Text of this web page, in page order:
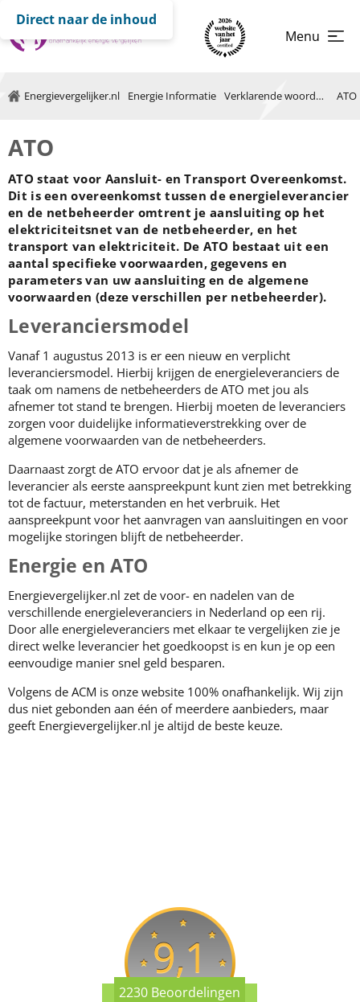
Direct naar de inhoud
Menu
Energievergelijker.nl Energie Informatie Verklarende woordenlijst ATO
ATO
ATO staat voor Aansluit- en Transport Overeenkomst.
Dit is een overeenkomst tussen de energieleverancier
en de netbeheerder omtrent je aansluiting op het
elektriciteitsnet van de netbeheerder, en het
transport van elektriciteit. De ATO bestaat uit een
aantal specifieke voorwaarden, gegevens en
parameters van uw aansluiting en de algemene
voorwaarden (deze verschillen per netbeheerder).
Leveranciersmodel
Vanaf 1 augustus 2013 is er een nieuw en verplicht
leveranciersmodel. Hierbij krijgen de energieleveranciers de
taak om namens de netbeheerders de ATO met jou als
afnemer tot stand te brengen. Hierbij moeten de leveranciers
zorgen voor duidelijke informatieverstrekking over de
algemene voorwaarden van de netbeheerders.
Daarnaast zorgt de ATO ervoor dat je als afnemer de
leverancier als eerste aanspreekpunt kunt zien met betrekking
tot de factuur, meterstanden en het verbruik. Het
aanspreekpunt voor het aanvragen van aansluitingen en voor
mogelijke storingen blijft de netbeheerder.
Energie en ATO
Energievergelijker.nl zet de voor- en nadelen van de
verschillende energieleveranciers in Nederland op een rij.
Door alle energieleveranciers met elkaar te vergelijken zie je
direct welke leverancier het goedkoopst is en kun je op een
eenvoudige manier snel geld besparen.
Volgens de ACM is onze website 100% onafhankelijk. Wij zijn
dus niet gebonden aan één of meerdere aanbieders, maar
geeft Energievergelijker.nl je altijd de beste keuze.
9,1
2230 Beoordelingen